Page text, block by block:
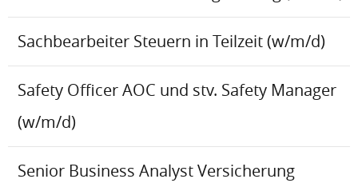
Sachbearbeiter Steuern in Teilzeit (w/m/d)
Safety Officer AOC und stv. Safety Manager
(w/m/d)
Senior Business Analyst Versicherung